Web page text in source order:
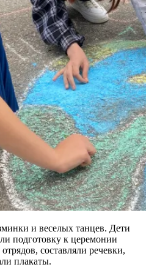
и веселых танцев. Дети
подготовку к церемонии
составляли речевки,
плакаты.